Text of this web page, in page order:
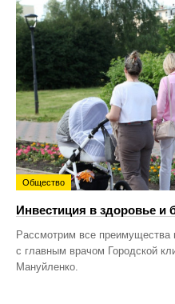
Общество
Инвестиция в здоровье и
Рассмотрим все преимущества
с главным врачом Городской
Мануйленко.